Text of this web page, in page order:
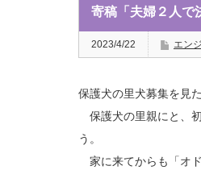
寄稿「夫婦２人で
2023/4/22 エン
保護犬の里犬募集を見
保護犬の里親にと、
う。
家に来てからも「オ